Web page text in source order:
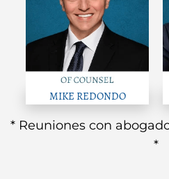
MIKE REDONDO
* Reuniones con
*